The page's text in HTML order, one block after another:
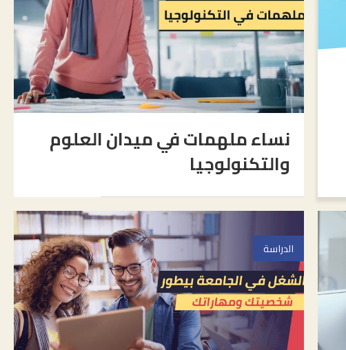
نساء ملهمات في ميدان العلوم
والتكنولوجيا
الدراسة